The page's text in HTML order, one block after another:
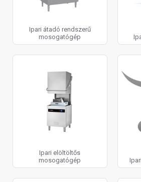
Ipari átadó rendszerű
mosogatógép
Ipari elöltöltős
mosogatógép